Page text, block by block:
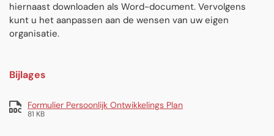
hiernaast downloaden als Word-document. Vervolgens
kunt u het aanpassen aan de wensen van uw eigen
organisatie.
Bijlages
Formulier Persoonlijk Ontwikkelings Plan
81 KB